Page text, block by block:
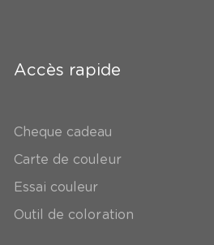
Accès rapide
Cheque cadeau
Carte de couleur
Essai couleur
Outil de coloration